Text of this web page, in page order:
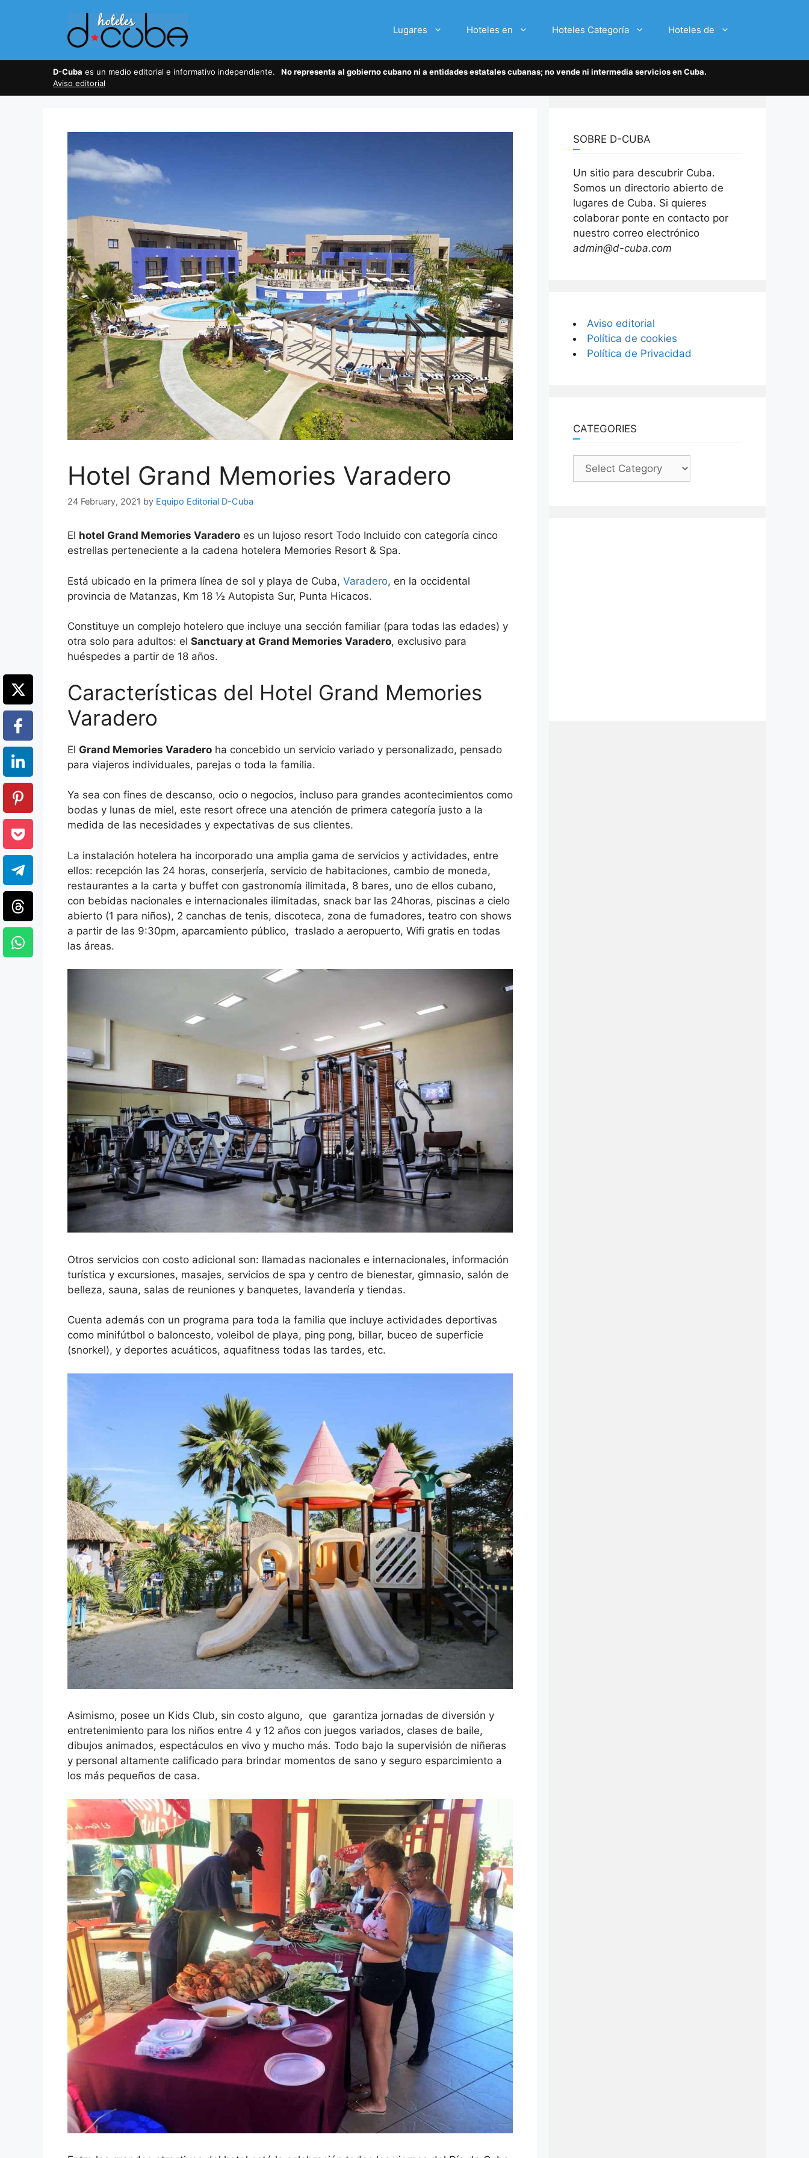
Lugares Hoteles en Hoteles Categoría Hoteles de
D-Cuba es un medio editorial e informativo independiente.
No representa al gobierno cubano ni a entidades estatales cubanas; no vende ni intermedia servicios en Cuba.
Aviso editorial
Hotel Grand Memories Varadero
24 February, 2021 by Equipo Editorial D-Cuba
El hotel Grand Memories Varadero es un lujoso resort Todo Incluido con categoría cinco
estrellas perteneciente a la cadena hotelera Memories Resort & Spa.
Está ubicado en la primera línea de sol y playa de Cuba, Varadero, en la occidental
provincia de Matanzas, Km 18 ½ Autopista Sur, Punta Hicacos.
Constituye un complejo hotelero que incluye una sección familiar (para todas las edades) y
otra solo para adultos: el Sanctuary at Grand Memories Varadero, exclusivo para
huéspedes a partir de 18 años.
Características del Hotel Grand Memories
Varadero
El Grand Memories Varadero ha concebido un servicio variado y personalizado, pensado
para viajeros individuales, parejas o toda la familia.
Ya sea con fines de descanso, ocio o negocios, incluso para grandes acontecimientos como
bodas y lunas de miel, este resort ofrece una atención de primera categoría justo a la
medida de las necesidades y expectativas de sus clientes.
La instalación hotelera ha incorporado una amplia gama de servicios y actividades, entre
ellos: recepción las 24 horas, conserjería, servicio de habitaciones, cambio de moneda,
restaurantes a la carta y buffet con gastronomía ilimitada, 8 bares, uno de ellos cubano,
con bebidas nacionales e internacionales ilimitadas, snack bar las 24horas, piscinas a cielo
abierto (1 para niños), 2 canchas de tenis, discoteca, zona de fumadores, teatro con shows
a partir de las 9:30pm, aparcamiento público, traslado a aeropuerto, Wifi gratis en todas
las áreas.
Otros servicios con costo adicional son: llamadas nacionales e internacionales, información
turística y excursiones, masajes, servicios de spa y centro de bienestar, gimnasio, salón de
belleza, sauna, salas de reuniones y banquetes, lavandería y tiendas.
Cuenta además con un programa para toda la familia que incluye actividades deportivas
como minifútbol o baloncesto, voleibol de playa, ping pong, billar, buceo de superficie
(snorkel), y deportes acuáticos, aquafitness todas las tardes, etc.
Asimismo, posee un Kids Club, sin costo alguno, que garantiza jornadas de diversión y
entretenimiento para los niños entre 4 y 12 años con juegos variados, clases de baile,
dibujos animados, espectáculos en vivo y mucho más. Todo bajo la supervisión de niñeras
y personal altamente calificado para brindar momentos de sano y seguro esparcimiento a
los más pequeños de casa.
SOBRE D-CUBA
Un sitio para descubrir Cuba.
Somos un directorio abierto de
lugares de Cuba. Si quieres
colaborar ponte en contacto por
nuestro correo electrónico
admin@d-cuba.com
Aviso editorial
Política de cookies
Política de Privacidad
CATEGORIES
Categories